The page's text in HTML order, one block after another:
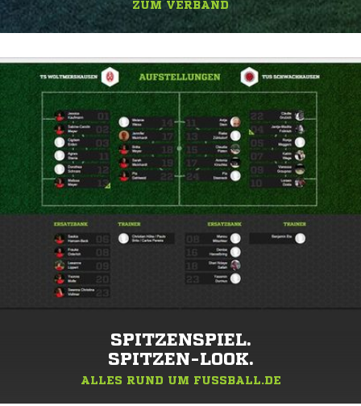
ZUM VERBAND
SPITZENSPIEL.
SPITZEN-LOOK.
ALLES RUND UM FUSSBALL.DE